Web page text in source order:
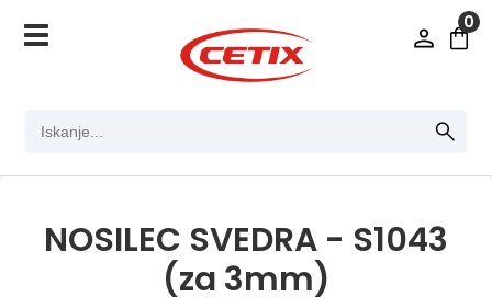
0
NOSILEC SVEDRA - S1043
(za 3mm)